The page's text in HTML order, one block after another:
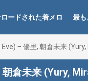
ードされた着メロ 最も
– 優里, 朝倉未来
倉未来 (Yury,